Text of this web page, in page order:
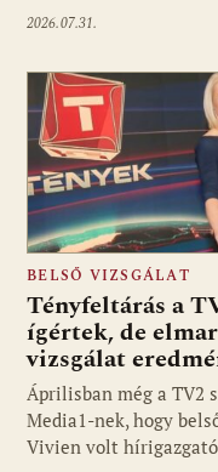
2026.07.31.
BELSŐ VIZSGÁLAT
Tényfeltárás a
ígértek, de
vizsgálat
Áprilisban még a TV2
Media1-nek, hogy
Vivien volt